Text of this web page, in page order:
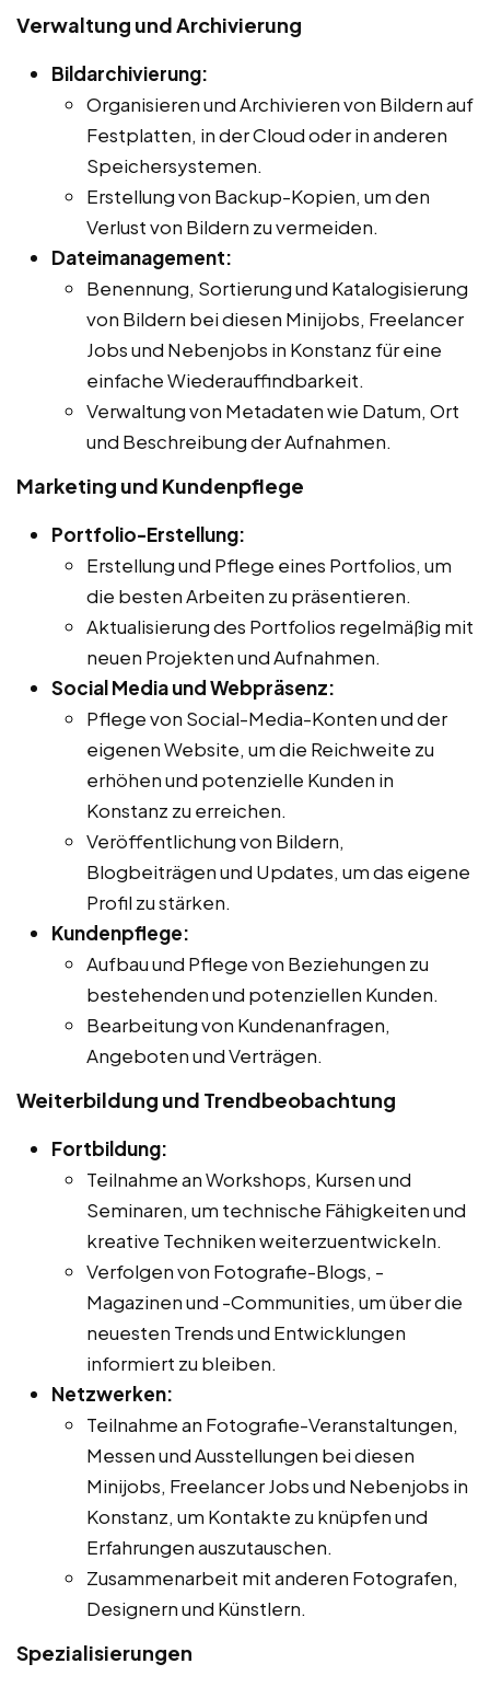
Verwaltung und Archivierung
Bildarchivierung:
Organisieren und Archivieren von Bildern auf
Festplatten, in der Cloud oder in anderen
Speichersystemen.
Erstellung von Backup-Kopien, um den
Verlust von Bildern zu vermeiden.
Dateimanagement:
Benennung, Sortierung und Katalogisierung
von Bildern bei diesen Minijobs, Freelancer
Jobs und Nebenjobs in Konstanz für eine
einfache Wiederauffindbarkeit.
Verwaltung von Metadaten wie Datum, Ort
und Beschreibung der Aufnahmen.
Marketing und Kundenpflege
Portfolio-Erstellung:
Erstellung und Pflege eines Portfolios, um
die besten Arbeiten zu präsentieren.
Aktualisierung des Portfolios regelmäßig mit
neuen Projekten und Aufnahmen.
Social Media und Webpräsenz:
Pflege von Social-Media-Konten und der
eigenen Website, um die Reichweite zu
erhöhen und potenzielle Kunden in
Konstanz zu erreichen.
Veröffentlichung von Bildern,
Blogbeiträgen und Updates, um das eigene
Profil zu stärken.
Kundenpflege:
Aufbau und Pflege von Beziehungen zu
bestehenden und potenziellen Kunden.
Bearbeitung von Kundenanfragen,
Angeboten und Verträgen.
Weiterbildung und Trendbeobachtung
Fortbildung:
Teilnahme an Workshops, Kursen und
Seminaren, um technische Fähigkeiten und
kreative Techniken weiterzuentwickeln.
Verfolgen von Fotografie-Blogs, -
Magazinen und -Communities, um über die
neuesten Trends und Entwicklungen
informiert zu bleiben.
Netzwerken:
Teilnahme an Fotografie-Veranstaltungen,
Messen und Ausstellungen bei diesen
Minijobs, Freelancer Jobs und Nebenjobs in
Konstanz, um Kontakte zu knüpfen und
Erfahrungen auszutauschen.
Zusammenarbeit mit anderen Fotografen,
Designern und Künstlern.
Spezialisierungen